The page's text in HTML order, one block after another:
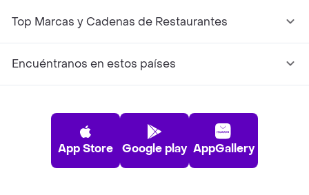
Top Marcas y Cadenas de Restaurantes
Encuéntranos en estos países
App Store Google play AppGallery